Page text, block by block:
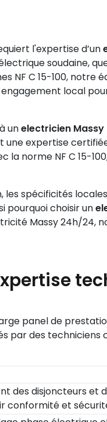
l'expertise d’un
soudaine,
C 15-100, notre
local
unelectricien Massy
expertise
la norme NF C 15-
spécificités
pourquoi choisir un
Massy 24h/24,
panel de
par des
des disjoncteurs et
conformité et